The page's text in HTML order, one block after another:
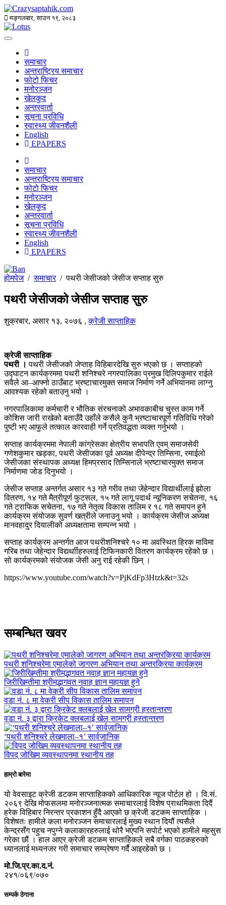
मङ्गलबार, साउन १९, २०८३
समाचार
अन्तराष्ट्रिय समाचार
फोटो फिचर
मनोरञ्जन
खेलकुद
अन्तरवार्ता
सूचना प्रविधि
स्वास्थ्य जीवनशैली
English
EPAPERS
समाचार
अन्तराष्ट्रिय समाचार
फोटो फिचर
मनोरञ्जन
खेलकुद
अन्तरवार्ता
सूचना प्रविधि
स्वास्थ्य जीवनशैली
English
EPAPERS
होमपेज/समाचार/पथरी जेसीजको जेसीज सप्ताह सुरु
पथरी जेसीजको जेसीज सप्ताह सुरु
शुक्रबार, असार १३, २०७६ ,क्रेजी साप्ताहिक
क्रेजी साप्ताहिक
पथरी । पथरी जेसीजको जेप्ताह विहिबारदेखि सुरु भएको छ । सप्ताहको
उद्घाटन कार्यक्रममा पथरी शनिश्चरे नगरपालिका प्रमुख दिलिपकुमार राईले
सवैले आ–आफ्नो ठाउँबाट भ्रष्टाचारमुक्त समाज निर्माण गर्ने अभियानमा लाग्नु
आवश्यक रहेको बताउनु भयो ।
नगरपालिकामा कर्मचारी र भौतिक संरचनाको अभावकाबीच चुस्त काम गर्ने
कोशिस जारी राखेको बताउँदै उहाँले कसैले कुनै भ्रष्टाचारपूर्ण गतिविधि गरेको
पुष्टी भए आफुले तत्काल कारवाही गर्ने प्रतिवद्धता व्यक्त गर्नुभयो ।
सप्ताह कार्यक्रममा नेपाली कांग्रेसका क्षेत्रीय सभापति एवम् समाजसेवी
गणेशकुमार खड्का, पथरी जेसीजका पूर्व अध्यक्ष दीपेन्द्र तिम्सिना, रमाईलो
जेसीजका संस्थापक अध्यक्ष हिमप्रसाद तिम्सिनाले भ्रष्टाचारमुक्त समाज
निर्माणमा जोड दिनुभयो ।
जेसीज सप्ताह अन्तर्गत असार १३ गते गरीव तथा जेहेन्दार विद्यार्थीलाई झोला
वितरण, १४ गते मैत्रीपूर्ण फुटसल, १५ गते लागू पदार्थ न्यूनिकरण सचेतना, १६
गते ट्राफिक सचेतना, १७ गते नेतृत्व विकास तालिम र १८ गते समापन हुने
कार्यक्रम संयोजक सुवर्ण खत्रीले जनाउनु भयो । कार्यक्रम जेसीज अध्यक्ष
मानवहादुर दियालीको अध्यक्षतामा सम्पन्न भयो ।
सप्ताह कार्यक्रम अन्तर्गत आज पथरीशनिश्चरे १० मा अवस्थित हिरक माविमा
गरिब तथा जेहेन्दार विद्यर्थाीहरुलाई टिफिनकारी वितरण कार्यक्रम रहेको छ ।
सो कार्यक्रमको संयोजक जेसी अनु राई रहेकी छिन् ।
https://www.youtube.com/watch?v=PjKdFp3Htzk&t=32s
सम्बन्धित खवर
पथरी शनिश्चरेमा एमालेको जागरण अभियान तथा अन्तरक्रिया कार्यक्रम
जिरीखिम्तीमा श्रीमद्भागवत नवाह ज्ञान महायज्ञ हुने
वडा नं. ८ मा वेकरी सीप विकास तालिम समापन
वडा नं. ३ द्वारा क्रिकेट क्लबलाई खेल सामग्री हस्तान्तरण
‘पथरी शनिश्चरे लेखमाला–१’ सार्वजानिक
विपद् जोखिम व्यवस्थापनमा स्थानीय तह
हाम्रो बारेमा
यो वेवसाइट क्रेजी डटकम साप्ताहिकको आधिकारिक न्यूज पोर्टल हो । वि.सं.
२०६९ देखि मोफसलमा मनोरञ्जनात्मक समाचारलाई विशेष प्राथमिकता दिदैं
हरेक विहिबार निरन्तर प्रकाशन हुँदै आएको छ क्रेजी डटकम साप्ताहिक ।
विशेषतः हामीले कला मनोरञ्जन समाचारलाई मुख्य स्थान दियौं त्यसैले
केन्द्रसँग पहुच नपुग्ने कलाकारहरुलाई थोरै भएपनि सपोर्ट भएको हामीले महसुस
गरेका छौं । हाल आएर क्रेजी डटकम साप्ताहिकले सबै वर्गका पाठकहरुको
ध्यानलाई मध्यनजर गरी समाचार सम्प्रेषण गर्दै आइरहेको छ ।
मो.जि.प्र.का.द.नं.
२४१/०६९/०७०
सम्पर्क ठेगाना